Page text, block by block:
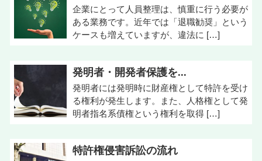
企業にとって人員整理は、慎重に行う必要が
ある業務です。近年では「退職勧奨」という
ケースも増えていますが、違法に […]
発明者・開発者保護を...
発明者には発明時に財産権として特許を受け
る権利が発生します。また、人格権として発
明者指名系債権という権利を取得 […]
特許権侵害訴訟の流れ